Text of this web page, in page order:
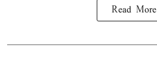
Read More